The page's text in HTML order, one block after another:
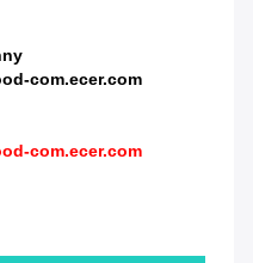
com.ecer.com
com.ecer.com